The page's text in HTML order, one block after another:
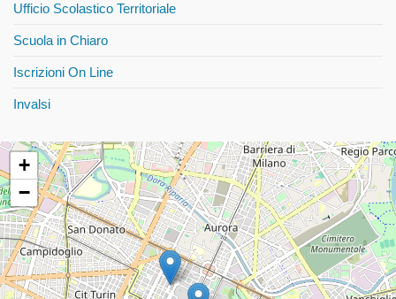
Ufficio Scolastico Territoriale
Scuola in Chiaro
Iscrizioni On Line
Invalsi
+
−